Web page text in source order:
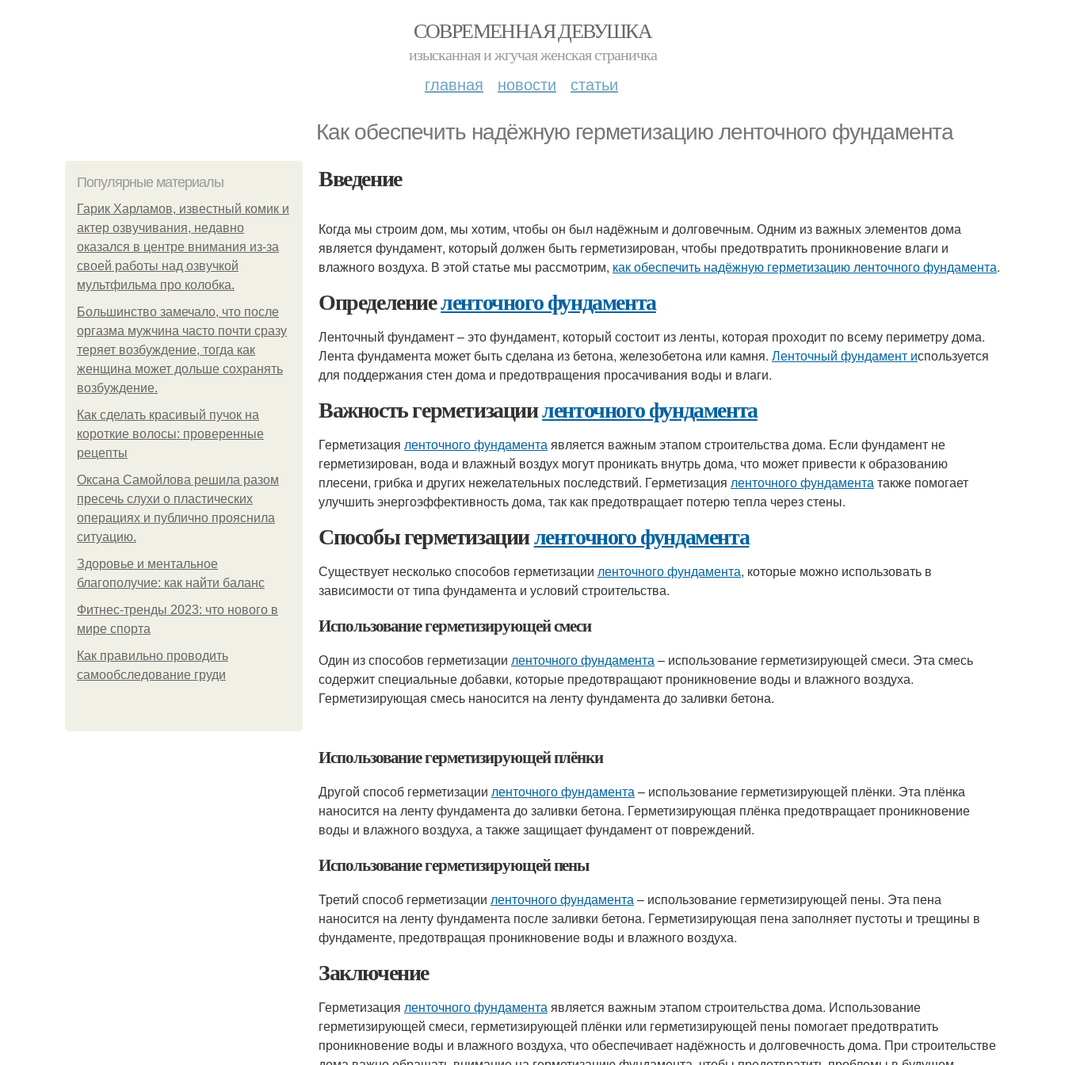
СОВРЕМЕННАЯ ДЕВУШКА
изысканная и жгучая женская страничка
главная новости статьи
Как обеспечить надёжную герметизацию ленточного фундамента
Популярные материалы
Гарик Харламов, известный комик и
актер озвучивания, недавно
оказался в центре внимания из-за
своей работы над озвучкой
мультфильма про колобка.
Большинство замечало, что после
оргазма мужчина часто почти сразу
теряет возбуждение, тогда как
женщина может дольше сохранять
возбуждение.
Как сделать красивый пучок на
короткие волосы: проверенные
рецепты
Оксана Самойлова решила разом
пресечь слухи о пластических
операциях и публично прояснила
ситуацию.
Здоровье и ментальное
благополучие: как найти баланс
Фитнес-тренды 2023: что нового в
мире спорта
Как правильно проводить
самообследование груди
Введение
Когда мы строим дом, мы хотим, чтобы он был надёжным и долговечным. Одним из важных элементов дома
является фундамент, который должен быть герметизирован, чтобы предотвратить проникновение влаги и
влажного воздуха. В этой статье мы рассмотрим, как обеспечить надёжную герметизацию ленточного фундамента.
Определениеленточного фундамента
Ленточный фундамент – это фундамент, который состоит из ленты, которая проходит по всему периметру дома.
Лента фундамента может быть сделана из бетона, железобетона или камня. Ленточный фундамент используется
для поддержания стен дома и предотвращения просачивания воды и влаги.
Важность герметизацииленточного фундамента
Герметизация ленточного фундаментаявляется важным этапом строительства дома. Если фундамент не
герметизирован, вода и влажный воздух могут проникать внутрь дома, что может привести к образованию
плесени, грибка и других нежелательных последствий. Герметизация ленточного фундаментатакже помогает
улучшить энергоэффективность дома, так как предотвращает потерю тепла через стены.
Способы герметизацииленточного фундамента
Существует несколько способов герметизации ленточного фундамента, которые можно использовать в
зависимости от типа фундамента и условий строительства.
Использование герметизирующей смеси
Один из способов герметизации ленточного фундамента– использование герметизирующей смеси. Эта смесь
содержит специальные добавки, которые предотвращают проникновение воды и влажного воздуха.
Герметизирующая смесь наносится на ленту фундамента до заливки бетона.
Использование герметизирующей плёнки
Другой способ герметизации ленточного фундамента– использование герметизирующей плёнки. Эта плёнка
наносится на ленту фундамента до заливки бетона. Герметизирующая плёнка предотвращает проникновение
воды и влажного воздуха, а также защищает фундамент от повреждений.
Использование герметизирующей пены
Третий способ герметизации ленточного фундамента– использование герметизирующей пены. Эта пена
наносится на ленту фундамента после заливки бетона. Герметизирующая пена заполняет пустоты и трещины в
фундаменте, предотвращая проникновение воды и влажного воздуха.
Заключение
Герметизация ленточного фундаментаявляется важным этапом строительства дома. Использование
герметизирующей смеси, герметизирующей плёнки или герметизирующей пены помогает предотвратить
проникновение воды и влажного воздуха, что обеспечивает надёжность и долговечность дома. При строительстве